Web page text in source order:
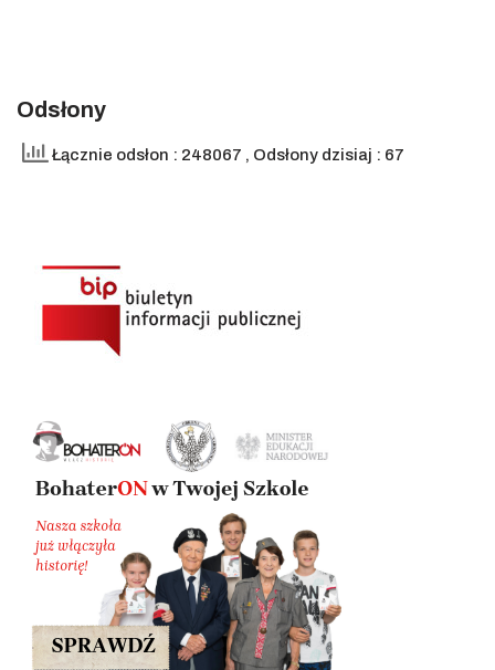
Odsłony
Łącznie odsłon : 248067 , Odsłony dzisiaj : 67